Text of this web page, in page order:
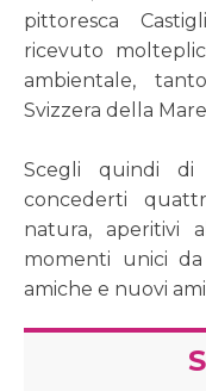
pittoresca
ricevuto
ambientale,
Svizzera della
Scegli quindi
concederti
natura, aperitivi
momenti unici
amiche e nuovi